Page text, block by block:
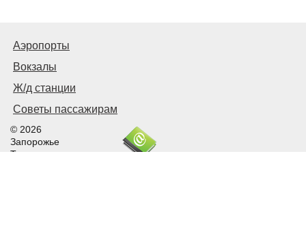
Аэропорты
Вокзалы
Ж/д станции
Советы пассажирам
© 2026
Запорожье
Транспортное